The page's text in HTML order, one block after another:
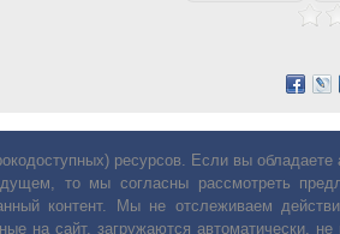
ресурсов. Если вы
то мы согласны рассмотреть
контент. Мы не отслеживаем
на сайт, загружаются автоматически,